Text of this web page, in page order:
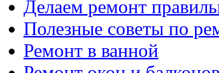
Делаем ремонт
Полезные советы по
Ремонт в ванной